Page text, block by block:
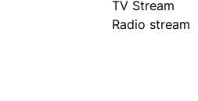
TV Stream
Radio stream